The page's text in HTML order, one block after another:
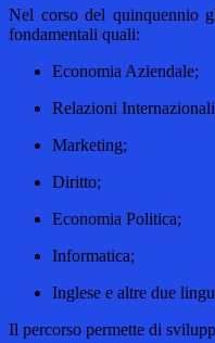
Nel corso del quinquennio
fondamentali quali:
Economia Aziendale;
Relazioni
Marketing;
Diritto;
Economia Politica;
Informatica;
Inglese e altre due
Il percorso permette di